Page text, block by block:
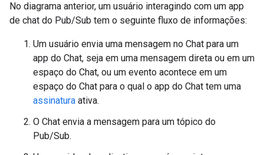
No diagrama anterior, um usuário interagindo com um app
de chat do Pub/Sub tem o seguinte fluxo de informações:
Um usuário envia uma mensagem no Chat para um
app do Chat, seja em uma mensagem direta ou em um
espaço do Chat, ou um evento acontece em um
espaço do Chat para o qual o app do Chat tem uma
assinatura ativa.
O Chat envia a mensagem para um tópico do
Pub/Sub.